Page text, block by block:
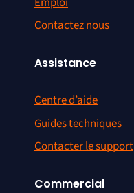
Contactez nous
Assistance
Centre d’aide
Guides techniques
Contacter le support
Commercial